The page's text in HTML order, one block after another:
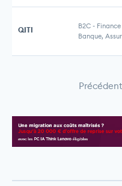
QITI B2C - Finance
Banque,
Précédent